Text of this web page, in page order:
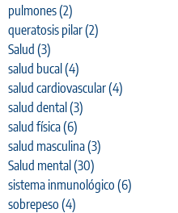
pulmones(2)
queratosis pilar(2)
Salud (3)
salud bucal(4)
salud cardiovascular(4)
salud dental(3)
salud física(6)
salud masculina(3)
Salud mental(30)
sistema inmunológico (6)
sobrepeso (4)